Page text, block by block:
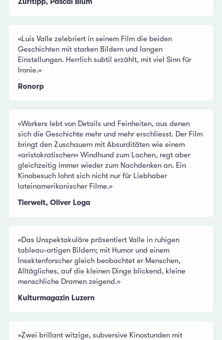
«Luis Valle zelebriert in seinem Film die beiden
Geschichten mit starken Bildern und langen
Einstellungen. Herrlich subtil erzählt, mit viel Sinn für
Ironie.»
Ronorp
«Workers lebt von Details und Feinheiten, aus denen
sich die Geschichte mehr und mehr erschliesst. Der Film
bringt den Zuschauern mit Absurditäten wie einem
«aristokratischen» Windhund zum Lachen, regt aber
gleichzeitig immer wieder zum Nachdenken an. Ein
Kinobesuch lohnt sich nicht nur für Liebhaber
lateinamerikanischer Filme.»
Tierwelt, Oliver Loga
«Das Unspektakuläre präsentiert Valle in ruhigen
tableau-artigen Bildern; mit Humor und einem
Insektenforscher gleich beobachtet er Menschen,
Alltägliches, auf die kleinen Dinge blickend, kleine
menschliche Dramen zeigend.»
Kulturmagazin Luzern
«Zwei brillant witzige, subversive Kinostunden mit